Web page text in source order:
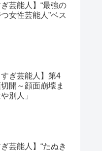
ぎ芸能人】“最強の
女性芸能人”ベス
すぎ芸能人】第4
開～顔面崩壊ま
別人」
ぎ芸能人】“たぬき